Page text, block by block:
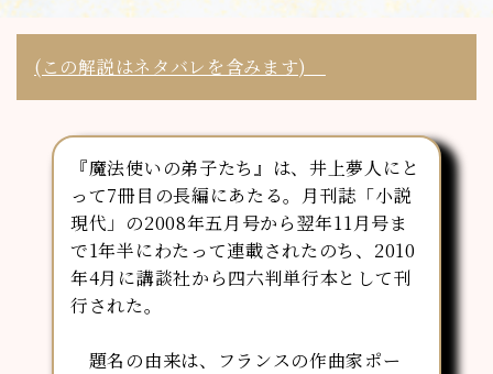
(この解説はネタバレを含みます)
『魔法使いの弟子たち』は、井上夢人にと
って7冊目の長編にあたる。月刊誌「小説
現代」の2008年五月号から翌年11月号ま
で1年半にわたって連載されたのち、2010
年4月に講談社から四六判単行本として刊
行された。
題名の由来は、フランスの作曲家ポー